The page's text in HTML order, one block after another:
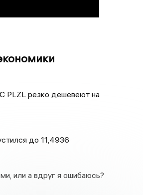
резко дешевеют на
до 11,4936
или а вдруг я ошибаюсь?